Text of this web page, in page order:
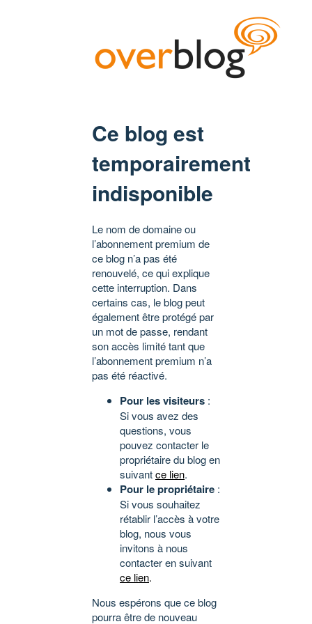
Ce blog est
temporairement
indisponible
Le nom de domaine ou
l’abonnement premium de
ce blog n’a pas été
renouvelé, ce qui explique
cette interruption. Dans
certains cas, le blog peut
également être protégé par
un mot de passe, rendant
son accès limité tant que
l’abonnement premium n’a
pas été réactivé.
Pour les visiteurs :
Si vous avez des
questions, vous
pouvez contacter le
propriétaire du blog en
suivantce lien.
Pour le propriétaire :
Si vous souhaitez
rétablir l’accès à votre
blog, nous vous
invitons à nous
contacter en suivant
ce lien.
Nous espérons que ce blog
pourra être de nouveau